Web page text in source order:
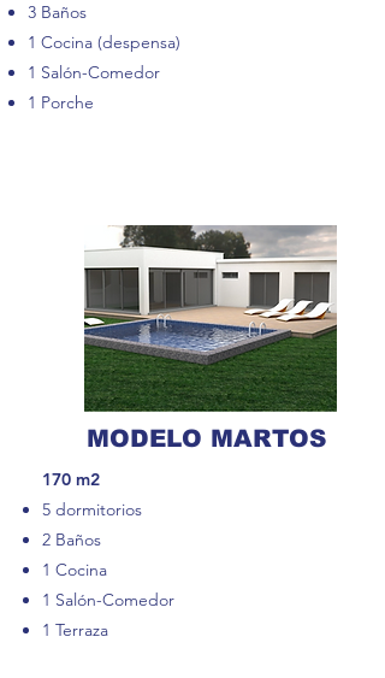
3 Baños
1 Cocina (despensa)
1 Salón-Comedor
1 Porche
MODELO MARTOS
170 m2
5 dormitorios
2 Baños
1 Cocina
1 Salón-Comedor
1 Terraza